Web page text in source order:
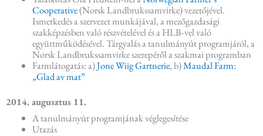
Cooperative(Norsk Landbrukssamvirke) vezetőjével.
Ismerkedés a szervezet munkájával, a mezőgazdasági
szakképzésben való részvételével és a HLB-vel való
együttműködésével. Tárgyalás a tanulmányút programjáról, a
Norsk Landbrukssamvirke szerepéről a szakmai programban
Farmlátogatás: a)Jone Wiig Gartnerie, b)Maudal Farm:
„Glad av mat”
2014. augusztus 11.
A tanulmányút programjának véglegesítése
Utazás